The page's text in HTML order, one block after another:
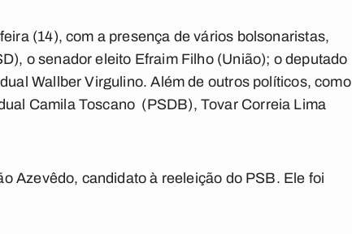
(14), com a presença de vários bolsonaristas,
o senador eleito Efraim Filho (União); o deputado
Wallber Virgulino. Além de outros políticos, como
Camila Toscano (PSDB), Tovar Correia Lima
Azevêdo, candidato à reeleição do PSB. Ele foi